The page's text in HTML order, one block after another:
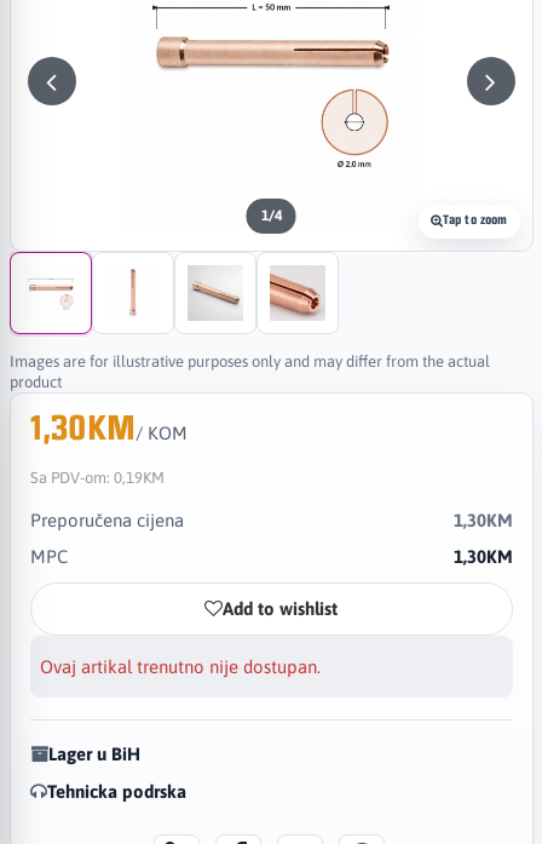
Tap to zoom
1/4
Images are for illustrative purposes only and may differ from the actual
product
1,30KM/ KOM
Sa PDV-om: 0,19KM
Preporučena cijena
1,30KM
MPC
1,30KM
Add to wishlist
Ovaj artikal trenutno nije dostupan.
Lager u BiH
Tehnicka podrska